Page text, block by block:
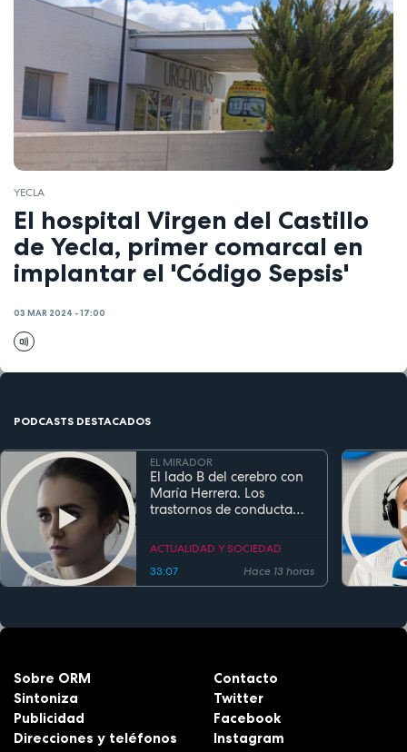
YECLA
El hospital Virgen del Castillo
de Yecla, primer comarcal en
implantar el 'Código Sepsis'
03 MAR 2024 - 17:00
PODCASTS DESTACADOS
EL MIRADOR
El lado B del cerebro con
María Herrera. Los
trastornos de conducta
ACTUALIDAD Y SOCIEDAD
33:07
Hace 13 horas
Sobre ORM
Sintoniza
Publicidad
Direcciones y teléfonos
Contacto
Twitter
Facebook
Instagram